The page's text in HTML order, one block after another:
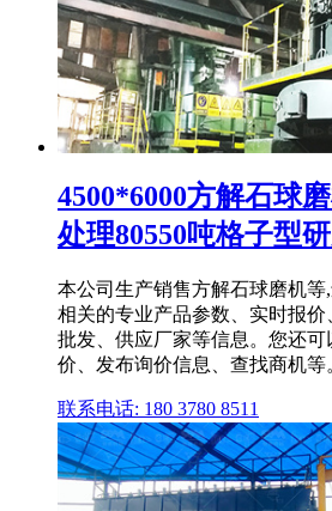
4500*6000方解石球
处理80550吨格子型
本公司生产销售方解石球磨机
相关的专业产品参数、实时报
批发、供应厂家等信息。您还
价、发布询价信息、查找商机等
联系电话: 180 3780 8511